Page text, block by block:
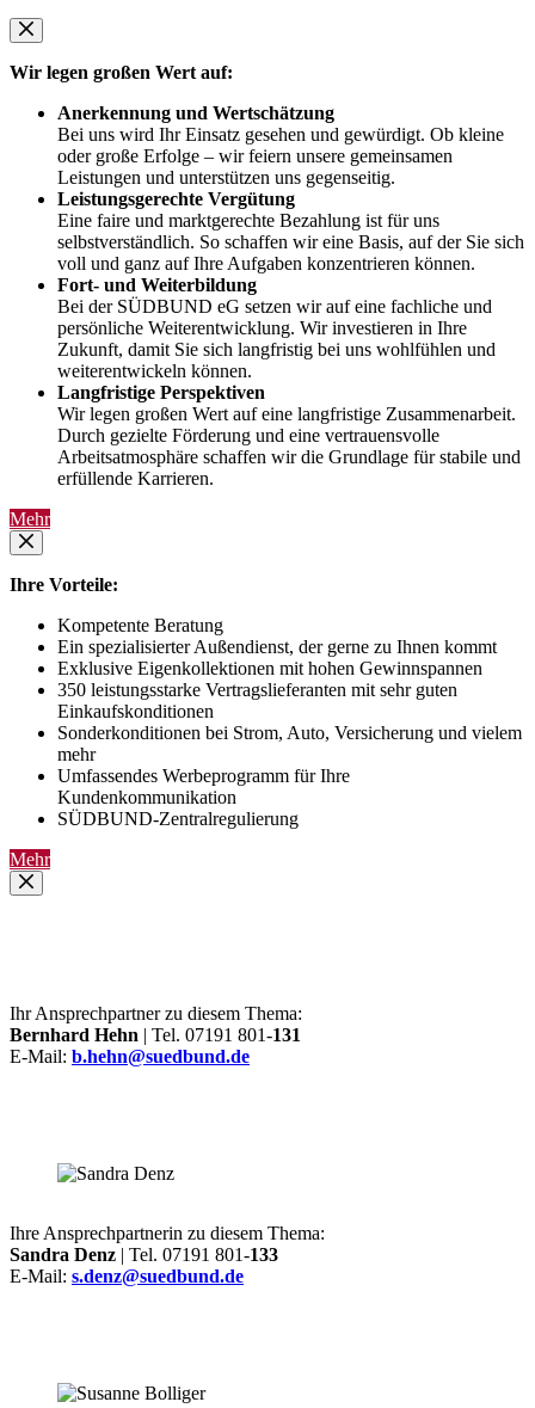
Wir legen großen Wert auf:
Anerkennung und Wertschätzung
Bei uns wird Ihr Einsatz gesehen und gewürdigt. Ob kleine
oder große Erfolge – wir feiern unsere gemeinsamen
Leistungen und unterstützen uns gegenseitig.
Leistungsgerechte Vergütung
Eine faire und marktgerechte Bezahlung ist für uns
selbstverständlich. So schaffen wir eine Basis, auf der Sie sich
voll und ganz auf Ihre Aufgaben konzentrieren können.
Fort- und Weiterbildung
Bei der SÜDBUND eG setzen wir auf eine fachliche und
persönliche Weiterentwicklung. Wir investieren in Ihre
Zukunft, damit Sie sich langfristig bei uns wohlfühlen und
weiterentwickeln können.
Langfristige Perspektiven
Wir legen großen Wert auf eine langfristige Zusammenarbeit.
Durch gezielte Förderung und eine vertrauensvolle
Arbeitsatmosphäre schaffen wir die Grundlage für stabile und
erfüllende Karrieren.
Mehr
Ihre Vorteile:
Kompetente Beratung
Ein spezialisierter Außendienst, der gerne zu Ihnen kommt
Exklusive Eigenkollektionen mit hohen Gewinnspannen
350 leistungsstarke Vertragslieferanten mit sehr guten
Einkaufskonditionen
Sonderkonditionen bei Strom, Auto, Versicherung und vielem
mehr
Umfassendes Werbeprogramm für Ihre
Kundenkommunikation
SÜDBUND-Zentralregulierung
Mehr
Ihr Ansprechpartner zu diesem Thema:
Bernhard Hehn | Tel. 07191 801-131
E-Mail: b.hehn@suedbund.de
Ihre Ansprechpartnerin zu diesem Thema:
Sandra Denz | Tel. 07191 801-133
E-Mail: s.denz@suedbund.de